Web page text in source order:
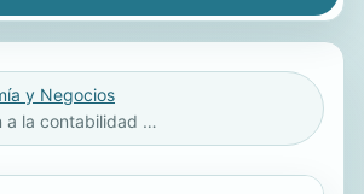
y Negocios
Introducción a la contabilidad mercantil